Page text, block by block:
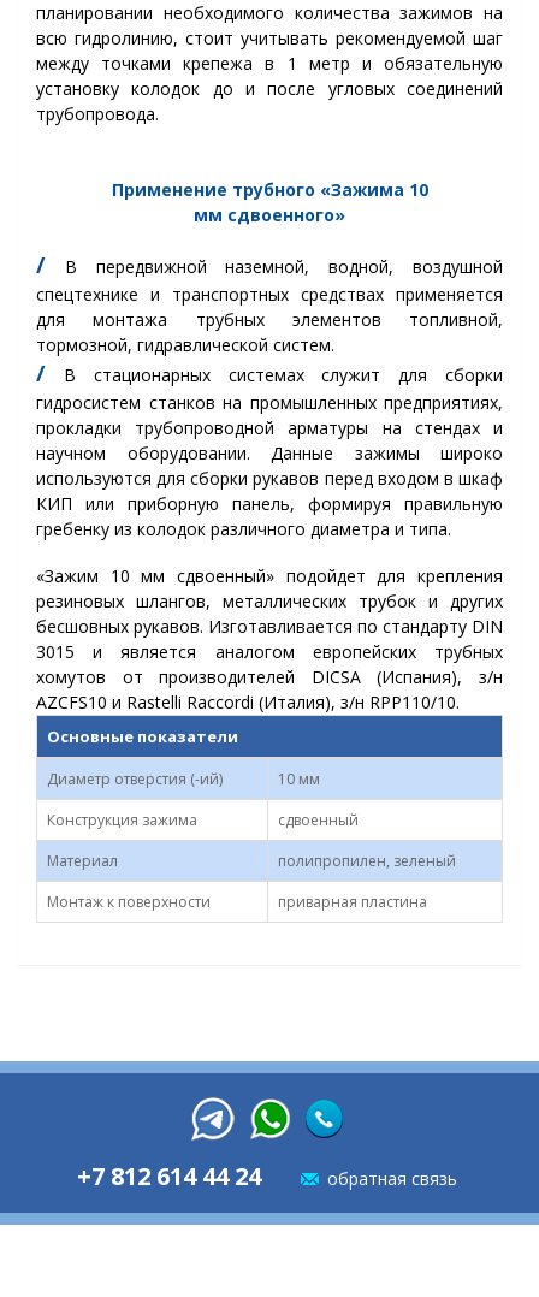
планировании необходимого количества зажимов на
всю гидролинию, стоит учитывать рекомендуемой шаг
между точками крепежа в 1 метр и обязательную
установку колодок до и после угловых соединений
трубопровода.
Применение трубного «Зажима 10
мм сдвоенного»
/
В передвижной наземной, водной, воздушной
спецтехнике и транспортных средствах применяется
для монтажа трубных элементов топливной,
тормозной, гидравлической систем.
/
В стационарных системах служит для сборки
гидросистем станков на промышленных предприятиях,
прокладки трубопроводной арматуры на стендах и
научном оборудовании. Данные зажимы широко
используются для сборки рукавов перед входом в шкаф
КИП или приборную панель, формируя правильную
гребенку из колодок различного диаметра и типа.
«Зажим 10 мм сдвоенный» подойдет для крепления
резиновых шлангов, металлических трубок и других
бесшовных рукавов. Изготавливается по стандарту DIN
3015 и является аналогом европейских трубных
хомутов от производителей DICSA (Испания), з/н
AZCFS10 и Rastelli Raccordi (Италия), з/н RPP110/10.
Основные показатели
Диаметр отверстия (-ий)
10 мм
Конструкция зажима
сдвоенный
Материал
полипропилен, зеленый
Монтаж к поверхности
приварная пластина
+7 812 614 44 24 обратная связь